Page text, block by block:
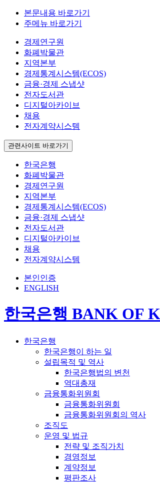
본문내용 바로가기
주메뉴 바로가기
경제연구원
화폐박물관
지역본부
경제통계시스템(ECOS)
금융·경제 스냅샷
전자도서관
디지털아카이브
채용
전자계약시스템
관련사이트 바로가기
한국은행
화폐박물관
경제연구원
지역본부
경제통계시스템(ECOS)
금융·경제 스냅샷
전자도서관
디지털아카이브
채용
전자계약시스템
본인인증
ENGLISH
한국은행 BANK OF
한국은행
한국은행이 하는 일
설립목적 및 역사
한국은행법의 변천
역대총재
금융통화위원회
금융통화위원회
금융통화위원회의 역사
조직도
운영 및 법규
전략 및 조직가치
경영정보
계약정보
평판조사